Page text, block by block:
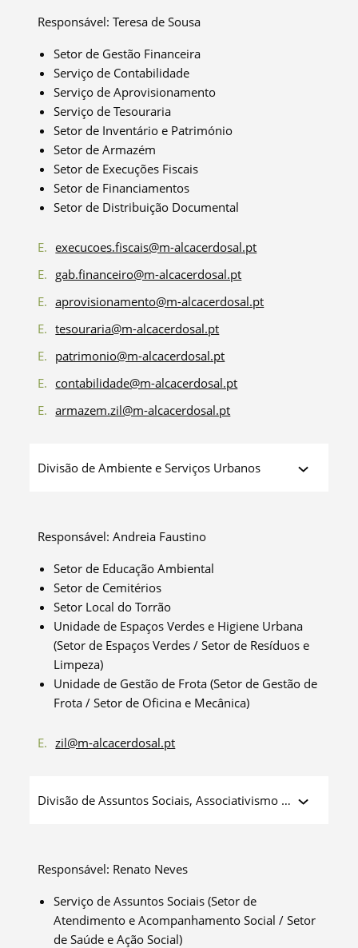
Responsável: Teresa de Sousa
Setor de Gestão Financeira
Serviço de Contabilidade
Serviço de Aprovisionamento
Serviço de Tesouraria
Setor de Inventário e Património
Setor de Armazém
Setor de Execuções Fiscais
Setor de Financiamentos
Setor de Distribuição Documental
E. execucoes.fiscais@m-alcacerdosal.pt
E. gab.financeiro@m-alcacerdosal.pt
E. aprovisionamento@m-alcacerdosal.pt
E. tesouraria@m-alcacerdosal.pt
E. patrimonio@m-alcacerdosal.pt
E. contabilidade@m-alcacerdosal.pt
E. armazem.zil@m-alcacerdosal.pt
Divisão de Ambiente e Serviços Urbanos
Responsável: Andreia Faustino
Setor de Educação Ambiental
Setor de Cemitérios
Setor Local do Torrão
Unidade de Espaços Verdes e Higiene Urbana
(Setor de Espaços Verdes / Setor de Resíduos e
Limpeza)
Unidade de Gestão de Frota (Setor de Gestão de
Frota / Setor de Oficina e Mecânica)
E. zil@m-alcacerdosal.pt
Divisão de Assuntos Sociais, Associativismo e
Responsável: Renato Neves
Serviço de Assuntos Sociais (Setor de
Atendimento e Acompanhamento Social / Setor
de Saúde e Ação Social)